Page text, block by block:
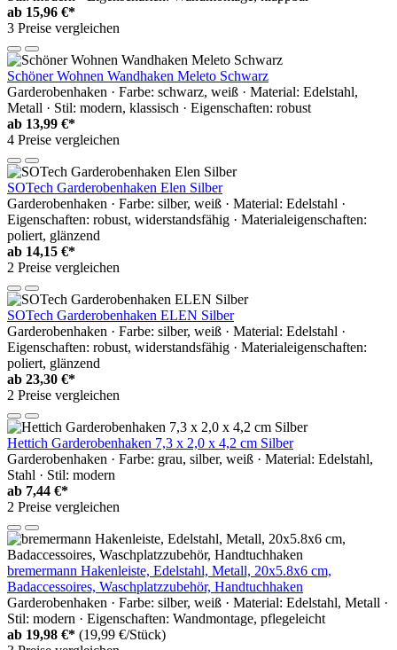
ab 15,96 €*
3 Preise vergleichen
Schöner Wohnen Wandhaken Meleto Schwarz
Garderobenhaken · Farbe: schwarz, weiß · Material: Edelstahl,
Metall · Stil: modern, klassisch · Eigenschaften: robust
ab 13,99 €*
4 Preise vergleichen
SOTech Garderobenhaken Elen Silber
Garderobenhaken · Farbe: silber, weiß · Material: Edelstahl ·
Eigenschaften: robust, widerstandsfähig · Materialeigenschaften:
poliert, glänzend
ab 14,15 €*
2 Preise vergleichen
SOTech Garderobenhaken ELEN Silber
Garderobenhaken · Farbe: silber, weiß · Material: Edelstahl ·
Eigenschaften: robust, widerstandsfähig · Materialeigenschaften:
poliert, glänzend
ab 23,30 €*
2 Preise vergleichen
Hettich Garderobenhaken 7,3 x 2,0 x 4,2 cm Silber
Garderobenhaken · Farbe: grau, silber, weiß · Material: Edelstahl,
Stahl · Stil: modern
ab 7,44 €*
2 Preise vergleichen
bremermann Hakenleiste, Edelstahl, Metall, 20x5.8x6 cm,
Badaccessoires, Waschplatzzubehör, Handtuchhaken
Garderobenhaken · Farbe: silber, weiß · Material: Edelstahl, Metall ·
Stil: modern · Eigenschaften: Wandmontage, pflegeleicht
ab 19,98 €* (19,99 €/Stück)